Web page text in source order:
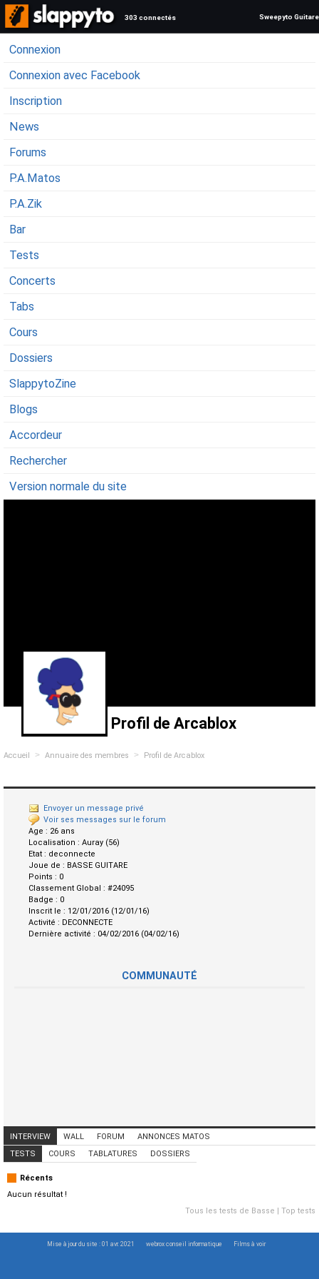
303 connectés Sweepyto Guitare
Connexion
Connexion avec Facebook
Inscription
News
Forums
P.A.Matos
P.A.Zik
Bar
Tests
Concerts
Tabs
Cours
Dossiers
SlappytoZine
Blogs
Accordeur
Rechercher
Version normale du site
Profil de Arcablox
Accueil > Annuaire des membres > Profil de Arcablox
Envoyer un message privé
Voir ses messages sur le forum
Age : 26 ans
Localisation : Auray (56)
Etat : deconnecte
Joue de : BASSE GUITARE
Points : 0
Classement Global : #24095
Badge : 0
Inscrit le : 12/01/2016 (12/01/16)
Activité : DECONNECTE
Dernière activité : 04/02/2016 (04/02/16)
COMMUNAUTÉ
INTERVIEW WALL FORUM
ANNONCES MATOS
ANNONCES MUSICIENS
CONCERTS
TESTS COURS TABLATURES DOSSIERS
Récents
Aucun résultat !
Tous les tests de Basse
Top tests
Mise à jour du site : 01 avr. 2021 webrox conseil informatique Films à voir